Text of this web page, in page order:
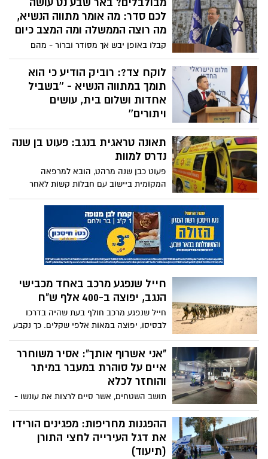
התורן: ''מקווה שעוד היום החבר'ה יעצרו
ויועמדו לדין''
לכם סדר: מה אומר מתווה הנשיא,
מה רוצה הממשלה ומה המצב כיום
קבלו באופן יבש אך מסודר וברור - מהם
חוקים שהממשלה דוחפת לשנות
שבעקבותיהם החלו המהומות וההפגנות
במדינה, מה המצב כיום ואיזו הצעת פשרה
הציע הנשיא כדי לאחד את העם?
לוקח צד?: רוביק הודיע כי הוא
תומך במתווה הנשיא - ''בשביל
אחדות ושלום בית, עושים
ויתורים''
ראש עיריית באר שבע התבטא בנושא מתווה
העם אותו הציג נשיא המדינה אמש, וקרא
לשני הצדדים להגיע להידברות: ''גורלה של
מדינת ישראל נמצא על כף המאזניים''
תאונה טראגית בנגב: פעוט בן שנה
נדרס למוות
פעוט כבן שנה מרהט, הובא למרפאה
המקומית ביישוב עם חבלות קשות לאחר
שנדרס על ידי רכב. פרמדיקים של מד"א ניסו
להציל את חייו, אך מותו נקבע בתוך זמן קצר
חייל שנפגע מרכב באחד מכבישי
הנגב, יפוצה ב-400 אלף ש"ח
חייל שנפגע מרכב חולף בעת שהיה בדרכו
לבסיסו, יפוצה במאות אלפי שקלים. כך נקבע
בהסכם פשרה שהושג לאחרונה בין באת כוחו
של החייל, עו"ד ליטל ביבר חייקין, לבין חברת
הביטוח שביטחה את הרכב הפוגע בביטוח
"אני אשרוף אותך": אסיר משוחרר
איים על סוהרת במעבר במיתר
והוחזר לכלא
תושב השטחים, אשר סיים לרצות את עונשו -
היה בדרכו לחזור לביתו, אך מסיבה שאינה
ברורה החל לאיים על לוחמת ביחידת נחשון
שליוותה אותו למעבר מיתר
ההפגנות מחריפות: מפגינים הורידו
את דגל העירייה לחצי התורן
(תיעוד)